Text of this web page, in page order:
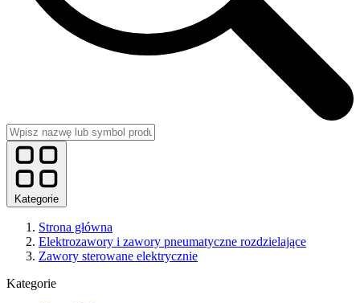
Kategorie
Strona główna
Elektrozawory i zawory pneumatyczne rozdzielające
Zawory sterowane elektrycznie
Kategorie